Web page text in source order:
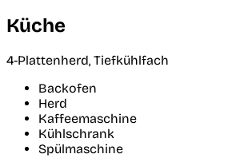
Küche
4-Plattenherd, Tiefkühlfach
Backofen
Herd
Kaffeemaschine
Kühlschrank
Spülmaschine